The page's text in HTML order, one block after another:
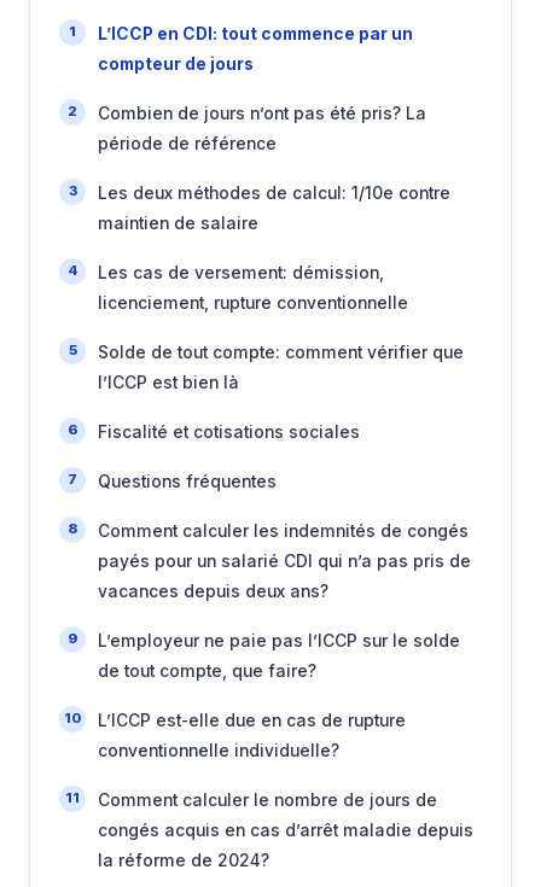
L’ICCP en CDI: tout commence par un
compteur de jours
Combien de jours n’ont pas été pris? La
période de référence
Les deux méthodes de calcul: 1/10e contre
maintien de salaire
Les cas de versement: démission,
licenciement, rupture conventionnelle
Solde de tout compte: comment vérifier que
l’ICCP est bien là
Fiscalité et cotisations sociales
Questions fréquentes
Comment calculer les indemnités de congés
payés pour un salarié CDI qui n’a pas pris de
vacances depuis deux ans?
L’employeur ne paie pas l’ICCP sur le solde
de tout compte, que faire?
L’ICCP est-elle due en cas de rupture
conventionnelle individuelle?
Comment calculer le nombre de jours de
congés acquis en cas d’arrêt maladie depuis
la réforme de 2024?